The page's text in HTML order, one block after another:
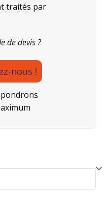
traités par
de devis ?
nous !